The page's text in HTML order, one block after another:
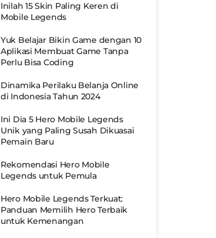
Inilah 15 Skin Paling Keren di
Mobile Legends
Yuk Belajar Bikin Game dengan 10
Aplikasi Membuat Game Tanpa
Perlu Bisa Coding
Dinamika Perilaku Belanja Online
di Indonesia Tahun 2024
Ini Dia 5 Hero Mobile Legends
Unik yang Paling Susah Dikuasai
Pemain Baru
Rekomendasi Hero Mobile
Legends untuk Pemula
Hero Mobile Legends Terkuat:
Panduan Memilih Hero Terbaik
untuk Kemenangan